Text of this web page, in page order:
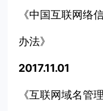
《中国互联网络
办法》
2017.11.01
《互联网域名管